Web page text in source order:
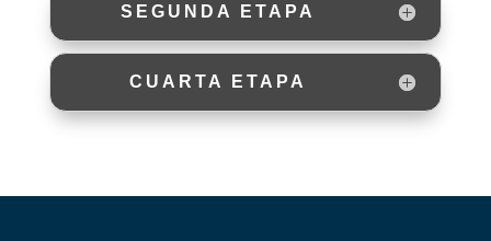
SEGUNDA ETAPA
CUARTA ETAPA